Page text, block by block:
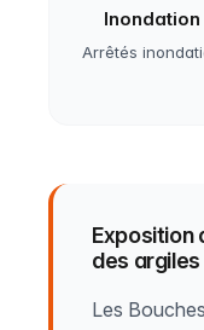
Inondation
Arrêtés
Exposition
des
Les